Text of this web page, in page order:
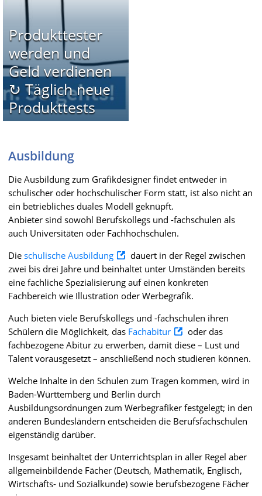
Produkttester
werden und
Geld verdienen
↻ Täglich neue
Produkttests
Ausbildung
Die Ausbildung zum Grafikdesigner findet entweder in
schulischer oder hochschulischer Form statt, ist also nicht an
ein betriebliches duales Modell geknüpft.
Anbieter sind sowohl Berufskollegs und -fachschulen als
auch Universitäten oder Fachhochschulen.
Die schulische Ausbildung
dauert in der Regel zwischen
zwei bis drei Jahre und beinhaltet unter Umständen bereits
eine fachliche Spezialisierung auf einen konkreten
Fachbereich wie Illustration oder Werbegrafik.
Auch bieten viele Berufskollegs und -fachschulen ihren
Schülern die Möglichkeit, das Fachabitur
oder das
fachbezogene Abitur zu erwerben, damit diese – Lust und
Talent vorausgesetzt – anschließend noch studieren können.
Welche Inhalte in den Schulen zum Tragen kommen, wird in
Baden-Württemberg und Berlin durch
Ausbildungsordnungen zum Werbegrafiker festgelegt; in den
anderen Bundesländern entscheiden die Berufsfachschulen
eigenständig darüber.
Insgesamt beinhaltet der Unterrichtsplan in aller Regel aber
allgemeinbildende Fächer (Deutsch, Mathematik, Englisch,
Wirtschafts- und Sozialkunde) sowie berufsbezogene Fächer